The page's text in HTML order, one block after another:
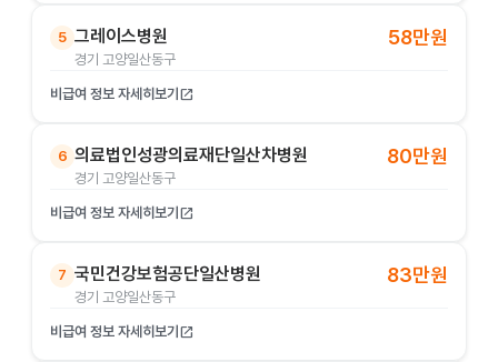
5 그레이스병원
경기 고양일산동구
58만원
비급여 정보 자세히보기 open_in_new
6 의료법인성광의료재단일산차병원
경기 고양일산동구
80만원
비급여 정보 자세히보기 open_in_new
7 국민건강보험공단일산병원
경기 고양일산동구
83만원
비급여 정보 자세히보기 open_in_new